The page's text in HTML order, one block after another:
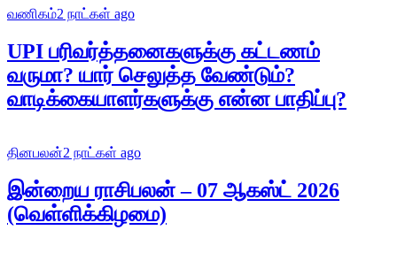
வணிகம்2 நாட்கள் ago
UPI பரிவர்த்தனைகளுக்கு கட்டணம்
வருமா? யார் செலுத்த வேண்டும்?
வாடிக்கையாளர்களுக்கு என்ன பாதிப்பு?
தினபலன்2 நாட்கள் ago
இன்றைய ராசிபலன் – 07 ஆகஸ்ட் 2026
(வெள்ளிக்கிழமை)